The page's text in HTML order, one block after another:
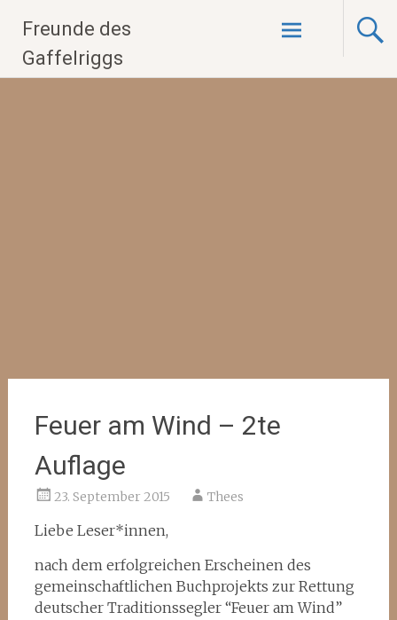
Inhalt
springen
Freunde des
Gaffelriggs
Feuer am Wind – 2te
Auflage
23. September 2015 Thees
Liebe Leser*innen,
nach dem erfolgreichen Erscheinen des
gemeinschaftlichen Buchprojekts zur Rettung
deutscher Traditionssegler “Feuer am Wind”